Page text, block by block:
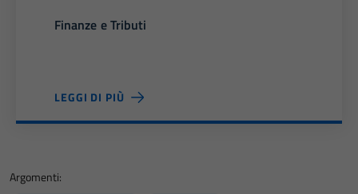
Finanze e Tributi
LEGGI DI PIÙ
Argomenti: